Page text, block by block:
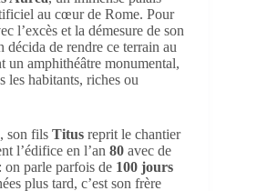
au cœur de Rome. Pour
l’excès et la démesure de son
décida de rendre ce terrain au
un amphithéâtre monumental,
les habitants, riches ou
son fils Titus reprit le chantier
l’édifice en l’an 80 avec de
on parle parfois de 100 jours
plus tard, c’est son frère